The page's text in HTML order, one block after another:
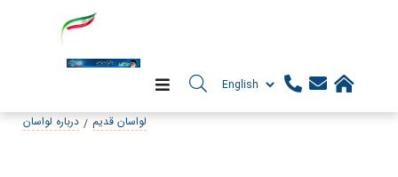
درباره لواسان لواسان قدیم